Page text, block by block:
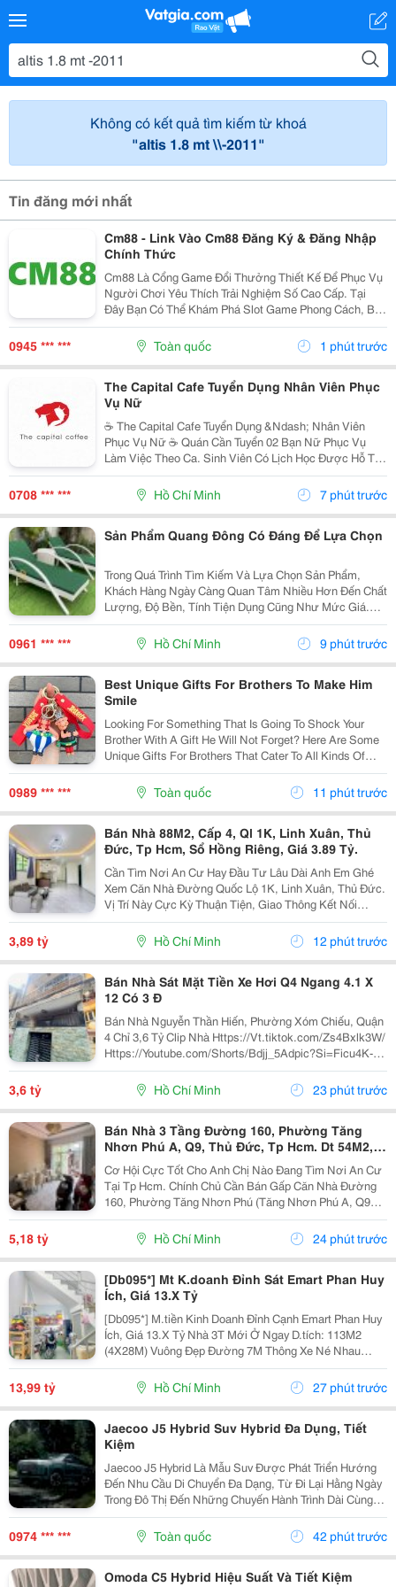
Không có kết quả tìm kiếm từ khoá
"altis 1.8 mt \\-2011"
Tin đăng mới nhất
Cm88 - Link Vào Cm88 Đăng Ký & Đăng Nhập
Chính Thức
Cm88 Là Cổng Game Đổi Thưởng Thiết Kế Để Phục Vụ
Người Chơi Yêu Thích Trải Nghiệm Số Cao Cấp. Tại
Đây Bạn Có Thể Khám Phá Slot Game Phong Cách, Bắn
Cá Sống Động, Thể Thao,... Và Nhiều Trò Đổi Thưởng
Khác. Giao Diện Thân Thiện, Tốc Độ Mượt Mà Trên...
0945 *** *** Toàn quốc 1 phút trước
The Capital Cafe Tuyển Dụng Nhân Viên Phục
Vụ Nữ
☕️ The Capital Cafe Tuyển Dụng &Ndash; Nhân Viên
Phục Vụ Nữ ☕️ Quán Cần Tuyển 02 Bạn Nữ Phục Vụ
Làm Việc Theo Ca. Sinh Viên Có Lịch Học Được Hỗ Trợ
Sắp Xếp Ca Linh Động. ✨ Yêu Cầu &Bull; Nữ, Tuổi Từ
18 &Ndash; 20 &Bull; Nhiệt Tình, Vui Vẻ, Hòa...
0708 *** *** Hồ Chí Minh 7 phút trước
Sản Phẩm Quang Đông Có Đáng Để Lựa Chọn
Trong Quá Trình Tìm Kiếm Và Lựa Chọn Sản Phẩm,
Khách Hàng Ngày Càng Quan Tâm Nhiều Hơn Đến Chất
Lượng, Độ Bền, Tính Tiện Dụng Cũng Như Mức Giá.
Thay Vì Chỉ Dựa Vào Quảng Cáo Hoặc Thông Tin Từ
Người Bán, Nhiều Người Có Xu Hướng Tìm Hiểu Thêm
Thông Tin...
0961 *** *** Hồ Chí Minh 9 phút trước
Best Unique Gifts For Brothers To Make Him
Smile
Looking For Something That Is Going To Shock Your
Brother With A Gift He Will Not Forget? Here Are Some
Unique Gifts For Brothers That Cater To All Kinds Of
Personalities And Interests. You Can Find Everything
From Fashionable Accessories And Fun...
0989 *** *** Toàn quốc 11 phút trước
Bán Nhà 88M2, Cấp 4, Ql 1K, Linh Xuân, Thủ
Đức, Tp Hcm, Sổ Hồng Riêng, Giá 3.89 Tỷ.
Cần Tìm Nơi An Cư Hay Đầu Tư Lâu Dài Anh Em Ghé
Xem Căn Nhà Đường Quốc Lộ 1K, Linh Xuân, Thủ Đức.
Vị Trí Này Cực Kỳ Thuận Tiện, Giao Thông Kết Nối
Nhanh Chóng, Cực Kỳ Phù Hợp Cho Khách Mua Để Giữ
Tài Sản Hoặc Cho Thuê Đều Rất Ổn Định. Thông Tin...
3,89 tỷ Hồ Chí Minh 12 phút trước
Bán Nhà Sát Mặt Tiền Xe Hơi Q4 Ngang 4.1 X
12 Có 3 Đ
Bán Nhà Nguyễn Thần Hiến, Phường Xóm Chiếu, Quận
4 Chỉ 3,6 Tỷ Clip Nhà Https://Vt.tiktok.com/Zs4Bxlk3W/
Https://Youtube.com/Shorts/Bdjj_5Adpic?Si=Ficu4K-
Ulrqinf8N Vị Trí Đẹp, Cách Mặt Tiền Nguyễn Thần Hiến
Chỉ , 10 Bước Chân Lên Xe Hơi,...
3,6 tỷ Hồ Chí Minh 23 phút trước
Bán Nhà 3 Tầng Đường 160, Phường Tăng
Nhơn Phú A, Q9, Thủ Đức, Tp Hcm. Dt 54M2,
Sổ Hồng Riêng. Giá 5,18 Tỷ
Cơ Hội Cực Tốt Cho Anh Chị Nào Đang Tìm Nơi An Cư
Tại Tp Hcm. Chính Chủ Cần Bán Gấp Căn Nhà Đường
160, Phường Tăng Nhơn Phú (Tăng Nhơn Phú A, Q9
Cũ). Vị Trí Nhà Nằm Trong Khu Dân Cư Ổn Định, Giao
Thông Thuận Tiện Chỉ Vài Bước Là Ra Lã Xuân Oai,
5,18 tỷ Hồ Chí Minh 24 phút trước
[Db095*] Mt K.doanh Đỉnh Sát Emart Phan Huy
Ích, Giá 13.X Tỷ
[Db095*] M.tiền Kinh Doanh Đỉnh Cạnh Emart Phan Huy
Ích, Giá 13.X Tỷ Nhà 3T Mới Ở Ngay D.tích: 113M2
(4X28M) Vuông Đẹp Đường 7M Thông Xe Né Nhau
6Phòng Ngủ, 6Tolet Phù Hợp Kinh Doanh Kết Bạn Liên
Hệ Xem Nhà Ngay!
13,99 tỷ Hồ Chí Minh 27 phút trước
Jaecoo J5 Hybrid Suv Hybrid Đa Dụng, Tiết
Kiệm
Jaecoo J5 Hybrid Là Mẫu Suv Được Phát Triển Hướng
Đến Nhu Cầu Di Chuyển Đa Dạng, Từ Đi Lại Hằng Ngày
Trong Đô Thị Đến Những Chuyến Hành Trình Dài Cùng
Gia Đình. Nhờ Hệ Truyền Động Hybrid Shs-H, Thiết Kế
Thực Dụng Và Nhiều Công Nghệ Hỗ Trợ, Xe Mang...
0974 *** *** Toàn quốc 42 phút trước
Omoda C5 Hybrid Hiệu Suất Và Tiết Kiệm